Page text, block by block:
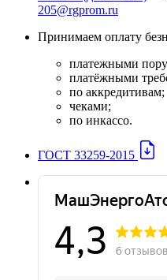
205@rgprom.ru
Принимаем оплату
платежными
платёжными
по аккредитивам;
чеками;
по инкассо.
ГОСТ 33259-2015